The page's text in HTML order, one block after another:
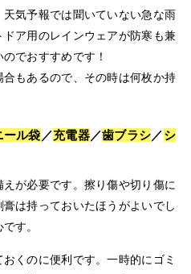
気予報では聞いていない急な雨
ア用のレインウェアが防寒も兼
でおすすめです！
もあるので、その時は何枚か持
ール袋 ／充電器／歯ブラシ／シ
が必要です。擦り傷や切り傷に
は持っておいたほうがよいでし
す。
くのに便利です。一時的にゴミ